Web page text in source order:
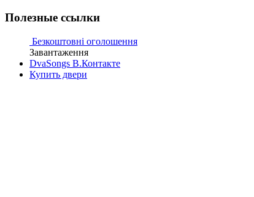
Полезные ссылки
Безкоштовні оголошення
Завантаження
DvaSongs В.Контакте
Купить двери